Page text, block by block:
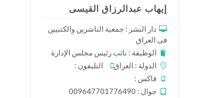
إيهاب عبدالرزاق القيسى
دار النشر : جمعية الناشرين والكتبيين
فى العراق
الوظيفة : نائب رئيس مجلس الإدارة
الدولة : العراق
التليفون :
فاكس :
جوال : 009647701776490